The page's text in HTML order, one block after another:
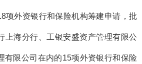
项外资银行和保险机构筹建申请，批
上海分行、工银安盛资产管理有限公
有限公司在内的15项外资银行和保险